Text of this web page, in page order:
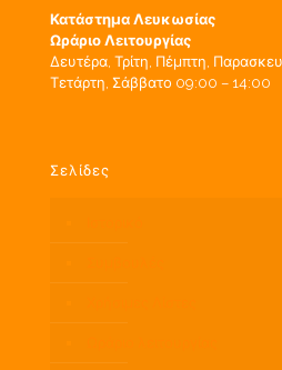
Κατάστημα Λευκωσίας
Ωράριο Λειτουργίας
Δευτέρα, Τρίτη, Πέμπτη,
Τετάρτη, Σάββατο 09:00 – 14:00
Σελίδες